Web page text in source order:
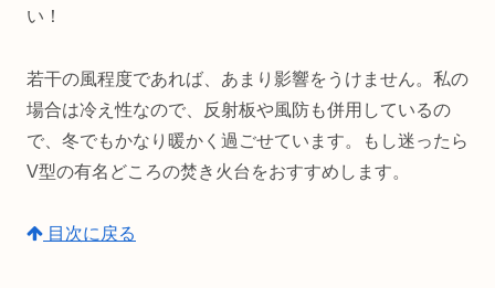
い！
若干の風程度であれば、あまり影響をうけません。私の
場合は冷え性なので、反射板や風防も併用しているの
で、冬でもかなり暖かく過ごせています。もし迷ったら
V型の有名どころの焚き火台をおすすめします。
目次に戻る